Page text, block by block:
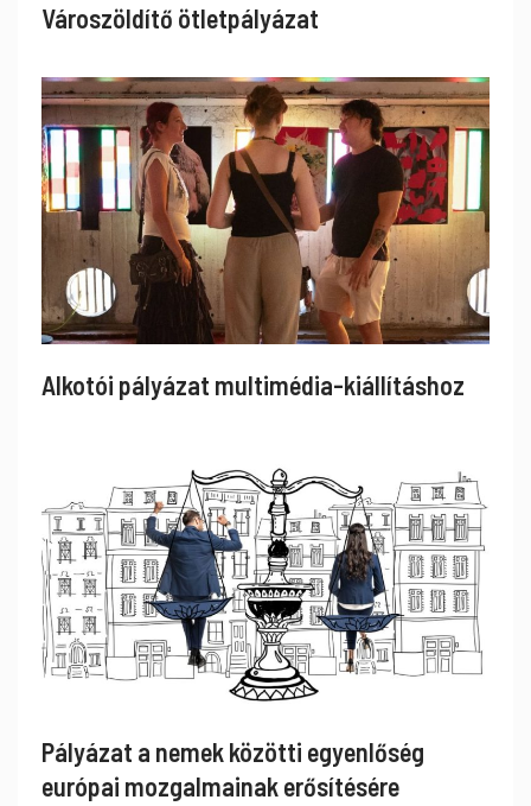
Városzöldítő ötletpályázat
Alkotói pályázat multimédia-kiállításhoz
Pályázat a nemek közötti egyenlőség
európai mozgalmainak erősítésére